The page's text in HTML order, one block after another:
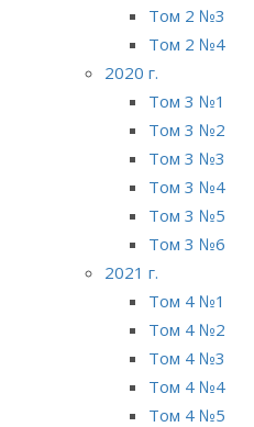
Том 2 №3
Том 2 №4
2020 г.
Том 3 №1
Том 3 №2
Том 3 №3
Том 3 №4
Том 3 №5
Том 3 №6
2021 г.
Том 4 №1
Том 4 №2
Том 4 №3
Том 4 №4
Том 4 №5